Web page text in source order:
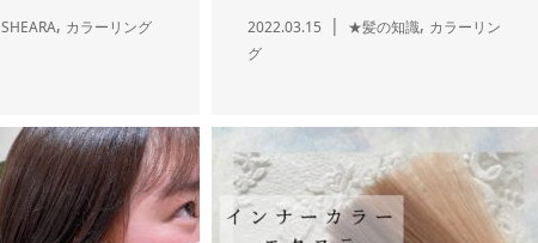
SHEARA, カラーリング 2022.03.15 ★髪の知識, カラーリン
グ